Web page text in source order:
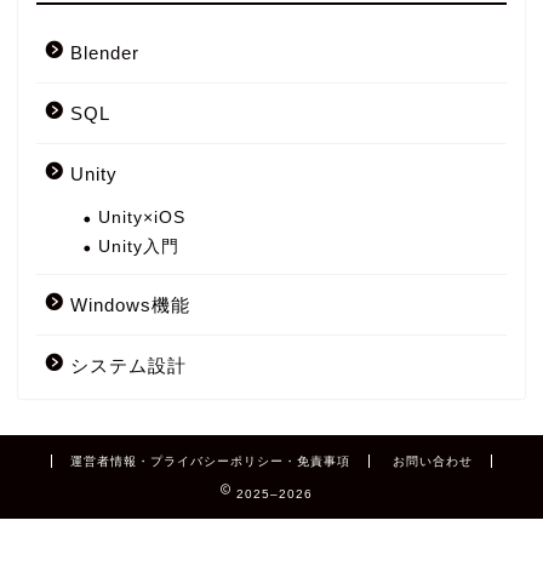
Blender
SQL
Unity
Unity×iOS
Unity入門
Windows機能
システム設計
運営者情報・プライバシーポリシー・免責事項 お問い合わせ
2025–2026